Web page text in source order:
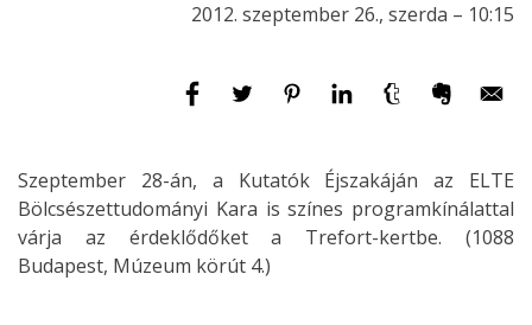
2012. szeptember 26., szerda – 10:15
Szeptember 28-án, a Kutatók Éjszakáján az ELTE
Bölcsészettudományi Kara is színes programkínálattal
várja az érdeklődőket a Trefort-kertbe. (1088
Budapest, Múzeum körút 4.)